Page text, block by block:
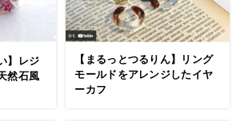
】レジ
然石風
【まるっとつるりん】リング
モールドをアレンジしたイヤ
ーカフ